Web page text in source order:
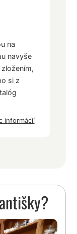
na
navyše
si z
informácií